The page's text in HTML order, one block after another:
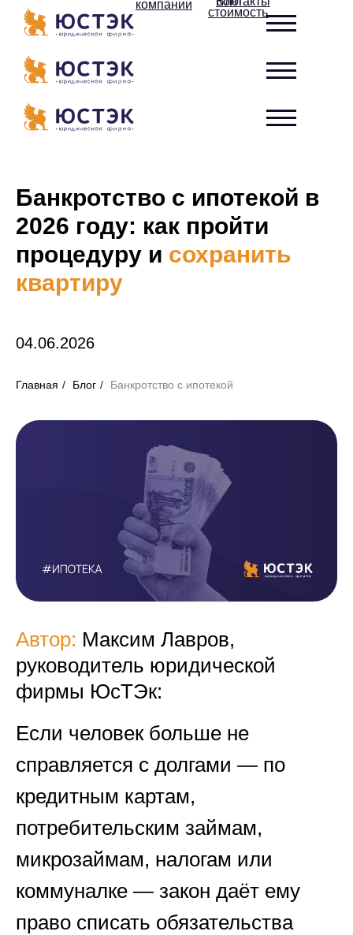
компании
стоимость
Банкротство с ипотекой в
2026 году: как пройти
процедуру и сохранить
квартиру
04.06.2026
Главная / Блог / Банкротство с ипотекой
Автор: Максим Лавров,
руководитель юридической
фирмы ЮсТЭк:
Если человек больше не
справляется с долгами — по
кредитным картам,
потребительским займам,
микрозаймам, налогам или
коммуналке — закон даёт ему
право списать обязательства